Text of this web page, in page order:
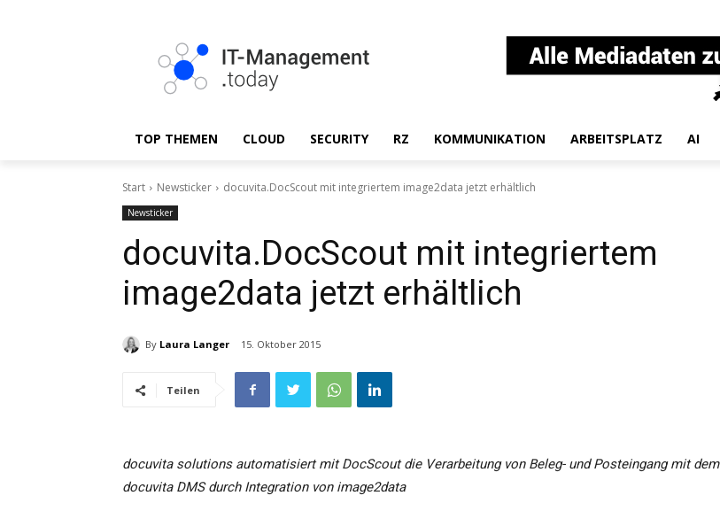
TOP THEMEN CLOUD SECURITY RZ KOMMUNIKATION ARBEITSPLATZ AI
Start Newsticker docuvita.DocScout mit integriertem image2data jetzt erhältlich
Newsticker
docuvita.DocScout mit integriertem
image2data jetzt erhältlich
By Laura Langer 15. Oktober 2015
Teilen
docuvita solutions automatisiert mit DocScout die Verarbeitung von Beleg- und Posteingang mit dem
docuvita DMS durch Integration von image2data